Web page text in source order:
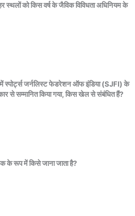
स्थलों को किस वर्ष के जैविक विविधता अधिनियम के
में स्पोर्ट्स जर्नलिस्ट फेडरेशन ऑफ इंडिया (SJFI) के
से सम्मानित किया गया, किस खेल से संबंधित हैं?
के रूप में किसे जाना जाता है?